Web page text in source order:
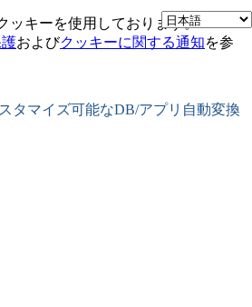
ッキーを使用しております。
およびクッキーに関する通知を参
タマイズ可能なDB/アプリ自動変換